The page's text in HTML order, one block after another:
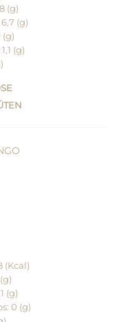
(g)
(g)
(g)
(g)
(Kcal)
(g)
0 (g)